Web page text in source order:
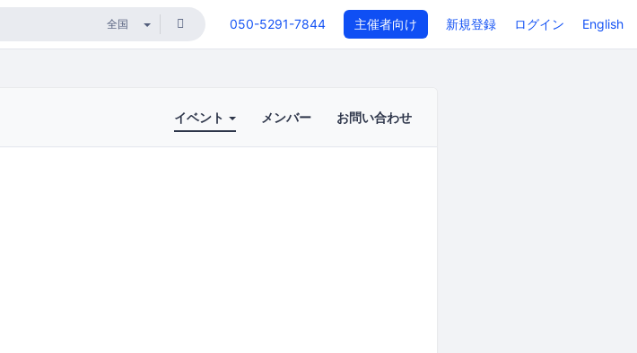
050-5291-7844 主催者向け 新規登録 ログイン English
イベント メンバー お問い合わせ